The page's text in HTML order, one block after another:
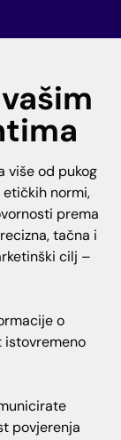
više od pukog
etičkih normi,
prema
tačna i
cilj –
o
istovremeno
povjerenja